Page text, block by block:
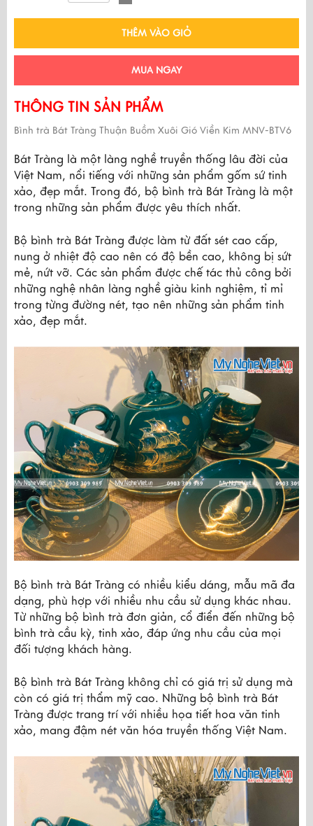
THÊM VÀO GIỎ
MUA NGAY
THÔNG TIN SẢN PHẨM
Bình trà Bát Tràng Thuận Buồm Xuôi Gió Viền Kim MNV-BTV6
Bát Tràng là một làng nghề truyền thống lâu đời của
Việt Nam, nổi tiếng với những sản phẩm gốm sứ tinh
xảo, đẹp mắt. Trong đó, bộ bình trà Bát Tràng là một
trong những sản phẩm được yêu thích nhất.
Bộ bình trà Bát Tràng được làm từ đất sét cao cấp,
nung ở nhiệt độ cao nên có độ bền cao, không bị sứt
mẻ, nứt vỡ. Các sản phẩm được chế tác thủ công bởi
những nghệ nhân làng nghề giàu kinh nghiệm, tỉ mỉ
trong từng đường nét, tạo nên những sản phẩm tinh
xảo, đẹp mắt.
Bộ bình trà Bát Tràng có nhiều kiểu dáng, mẫu mã đa
dạng, phù hợp với nhiều nhu cầu sử dụng khác nhau.
Từ những bộ bình trà đơn giản, cổ điển đến những bộ
bình trà cầu kỳ, tinh xảo, đáp ứng nhu cầu của mọi
đối tượng khách hàng.
Bộ bình trà Bát Tràng không chỉ có giá trị sử dụng mà
còn có giá trị thẩm mỹ cao. Những bộ bình trà Bát
Tràng được trang trí với nhiều họa tiết hoa văn tinh
xảo, mang đậm nét văn hóa truyền thống Việt Nam.